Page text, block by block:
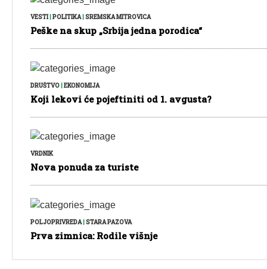
VESTI|POLITIKA|SREMSKA MITROVICA
Peške na skup „Srbija jedna porodica“
DRUŠTVO|EKONOMIJA
Koji lekovi će pojeftiniti od 1. avgusta?
VRDNIK
Nova ponuda za turiste
POLJOPRIVREDA| STARA PAZOVA
Prva zimnica: Rodile višnje